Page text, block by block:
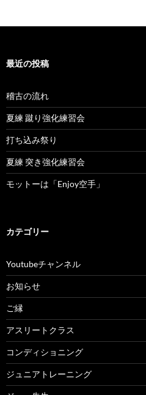
最近の投稿
稽古の流れ
夏練 蹴り強化練習会
打ち込み祭り
夏練 突き強化練習会
モットーは「Enjoy空手」
カテゴリー
Youtubeチャンネル
お知らせ
ご縁
アスリートクラス
コンディショニング
ジュニアトレーニング